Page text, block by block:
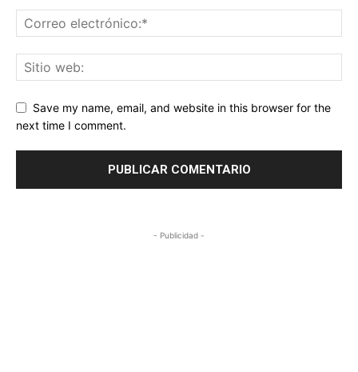
Save my name, email, and website in this browser for the
next time I comment.
- Publicidad -